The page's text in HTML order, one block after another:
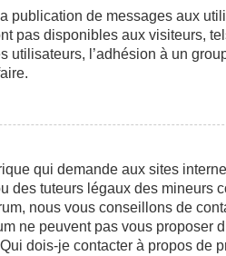
publication de messages aux
pas disponibles aux visiteurs,
l’adhésion à un
qui demande aux sites
des tuteurs légaux des mineurs
nous vous conseillons de
ne peuvent pas vous proposer
dois-je contacter à propos de